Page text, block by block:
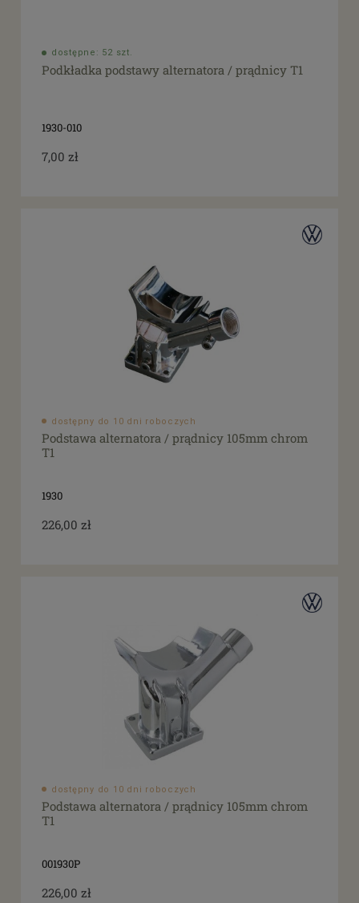
dostępne: 52 szt.
Podkładka podstawy alternatora / prądnicy T1
1930-010
7,00 zł
dostępny do 10 dni roboczych
Podstawa alternatora / prądnicy 105mm chrom
T1
1930
226,00 zł
dostępny do 10 dni roboczych
Podstawa alternatora / prądnicy 105mm chrom
T1
001930P
226,00 zł